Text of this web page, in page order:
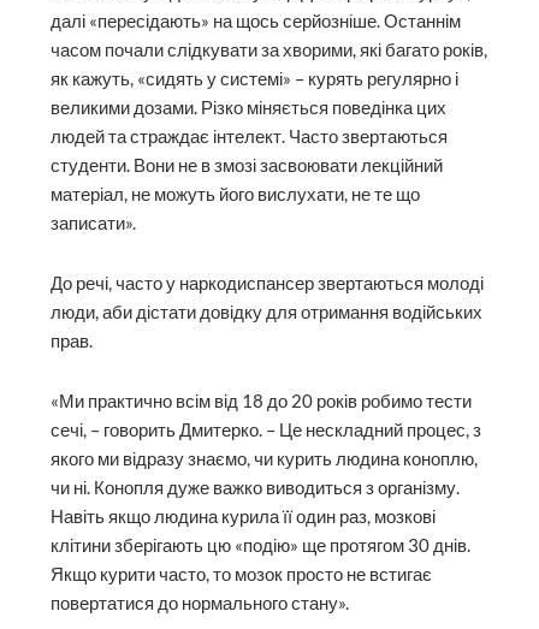
далі «пересідають» на щось серйозніше. Останнім
часом почали слідкувати за хворими, які багато років,
як кажуть, «сидять у системі» – курять регулярно і
великими дозами. Різко міняється поведінка цих
людей та страждає інтелект. Часто звертаються
студенти. Вони не в змозі засвоювати лекційний
матеріал, не можуть його вислухати, не те що
записати».
До речі, часто у наркодиспансер звертаються молоді
люди, аби дістати довідку для отримання водійських
прав.
«Ми практично всім від 18 до 20 років робимо тести
сечі, – говорить Дмитерко. – Це нескладний процес, з
якого ми відразу знаємо, чи курить людина коноплю,
чи ні. Конопля дуже важко виводиться з організму.
Навіть якщо людина курила її один раз, мозкові
клітини зберігають цю «подію» ще протягом 30 днів.
Якщо курити часто, то мозок просто не встигає
повертатися до нормального стану».